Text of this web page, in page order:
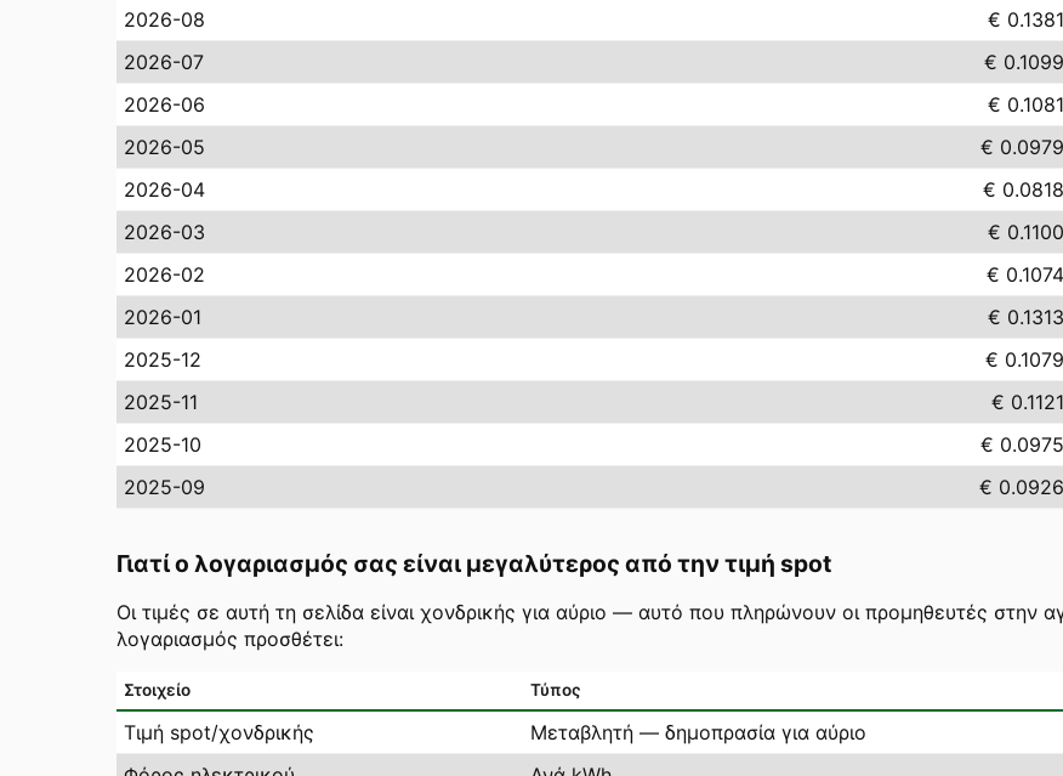
2026-08 € 0.1381
2026-07
€ 0.1099
2026-06
€ 0.1081
2026-05
€ 0.0979
2026-04
€ 0.0818
2026-03
€ 0.1100
2026-02
€ 0.1074
2026-01
€ 0.1313
2025-12
€ 0.1079
2025-11
€ 0.1121
2025-10
€ 0.0975
2025-09
€ 0.0926
Γιατί ο λογαριασμός σας είναι μεγαλύτερος από την τιμή spot
Οι τιμές σε αυτή τη σελίδα είναι χονδρικής για αύριο — αυτό που πληρώνουν οι προμηθευτές στην
λογαριασμός προσθέτει:
Στοιχείο Τύπος
Τιμή spot/χονδρικής Μεταβλητή — δημοπρασία για αύριο